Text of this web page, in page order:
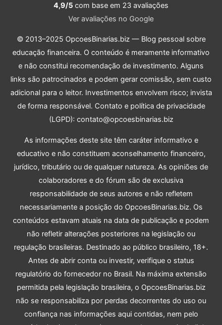
4,9/5 com base em 23 avaliações
Ver avaliações no Google
© 2013–2025 OpcoesBinarias.biz — Blog pessoal sobre
educação financeira. O conteúdo é meramente informativo
e não constitui recomendação de investimento. Alguns
links são patrocinados e podem gerar comissão, sem custo
adicional para o leitor. Investimentos envolvem risco; invista
de forma responsável. Contato e política de privacidade
(LGPD): contato@opcoesbinarias.biz
As informações deste site têm caráter informativo e
educativo e não constituem aconselhamento financeiro,
jurídico, tributário ou de qualquer natureza. As opiniões de
colaboradores e do fórum são de exclusiva
responsabilidade de seus autores e não refletem
necessariamente a posição do OpcoesBinarias.biz. Os
conteúdos estavam atuais na data de publicação e podem
não refletir alterações posteriores na legislação ou
regulação brasileiras. Destinado ao público brasileiro, 18+.
Antes de abrir conta ou investir, verifique o status
regulatório do fornecedor no Brasil. Na máxima extensão
permitida pela legislação brasileira, o OpcoesBinarias.biz
não se responsabiliza por perdas decorrentes do uso ou
confiança nas informações aqui contidas, nem pelo